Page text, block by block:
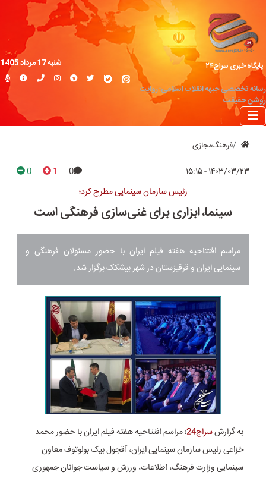
پایگاه خبری سراج۲۴
رسانه تخصصی جبهه انقلاب اسلامی؛ روایت
روشن حقیقت
شنبه 17 مرداد 1405
فرهنگ‌مجازی
۱۴۰۳/۰۳/۲۳ - ۱۵:۱۵ 0
1
0
رئیس سازمان سینمایی مطرح کرد؛
سینما، ابزاری برای غنی‌سازی فرهنگی است
مراسم افتتاحیه هفته فیلم ایران با حضور مسئولان فرهنگی و
سینمایی ایران و قرقیزستان در شهر بیشکک برگزار شد.
به گزارشسراج24
؛ مراسم افتتاحیه هفته فیلم ایران با حضور محمد
خزاعی رئیس سازمان سینمایی ایران، آقجول بیک بولوتوف معاون
سینمایی وزارت فرهنگ، اطلاعات، ورزش و سیاست جوانان جمهوری